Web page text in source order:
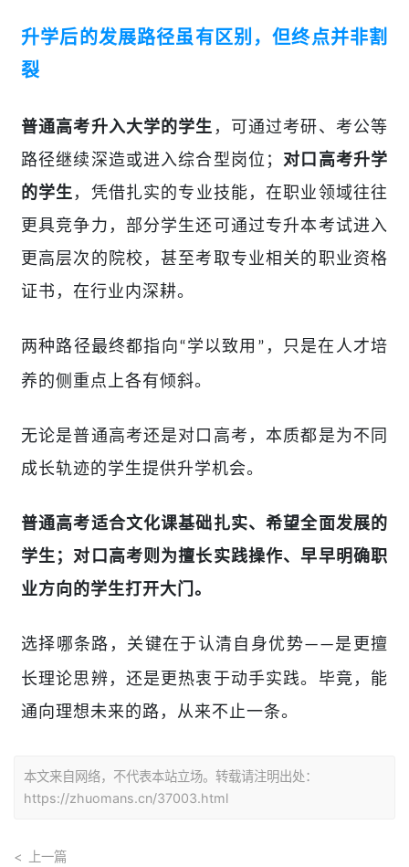
升学后的发展路径虽有区别，但终点并非割
裂
普通高考升入大学的学生 ，可通过考研、考公等
路径继续深造或进入综合型岗位；对口高考升学
的学生 ，凭借扎实的专业技能，在职业领域往往
更具竞争力，部分学生还可通过专升本考试进入
更高层次的院校，甚至考取专业相关的职业资格
证书，在行业内深耕。
两种路径最终都指向“ 学以致用 ” ，只是在人才培
养的侧重点上各有倾斜。
无论是普通高考还是对口高考，本质都是为不同
成长轨迹的学生提供升学机会。
普通高考适合文化课基础扎实、希望全面发展的
学生；对口高考则为擅长实践操作、早早明确职
业方向的学生打开大门。
选择哪条路，关键在于认清自身优势——是更擅
长理论思辨，还是更热衷于动手实践。毕竟，能
通向理想未来的路，从来不止一条。
本文来自网络，不代表本站立场。转载请注明出处：
https://zhuomans.cn/37003.html
上一篇